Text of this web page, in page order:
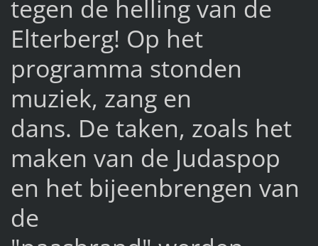
tegen de helling van de
Elterberg! Op het
programma stonden
muziek, zang en
dans. De taken, zoals het
maken van de Judaspop
en het bijeenbrengen van
de